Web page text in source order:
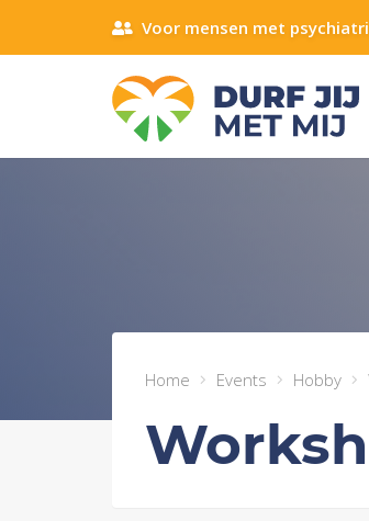
Voor mensen met
Home Events Hobby